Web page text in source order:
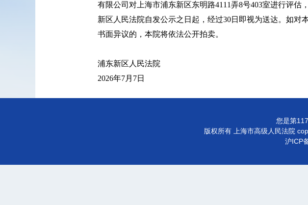
有限公司对上海市浦东新区东明路4111弄8号403室进行评
新区人民法院自发公示之日起，经过30日即视为送达。如
书面异议的，本院将依法公开拍卖。
浦东新区人民法院
2026年7月7日
您是第
版权所有 上海市高级人民法院
沪ICP